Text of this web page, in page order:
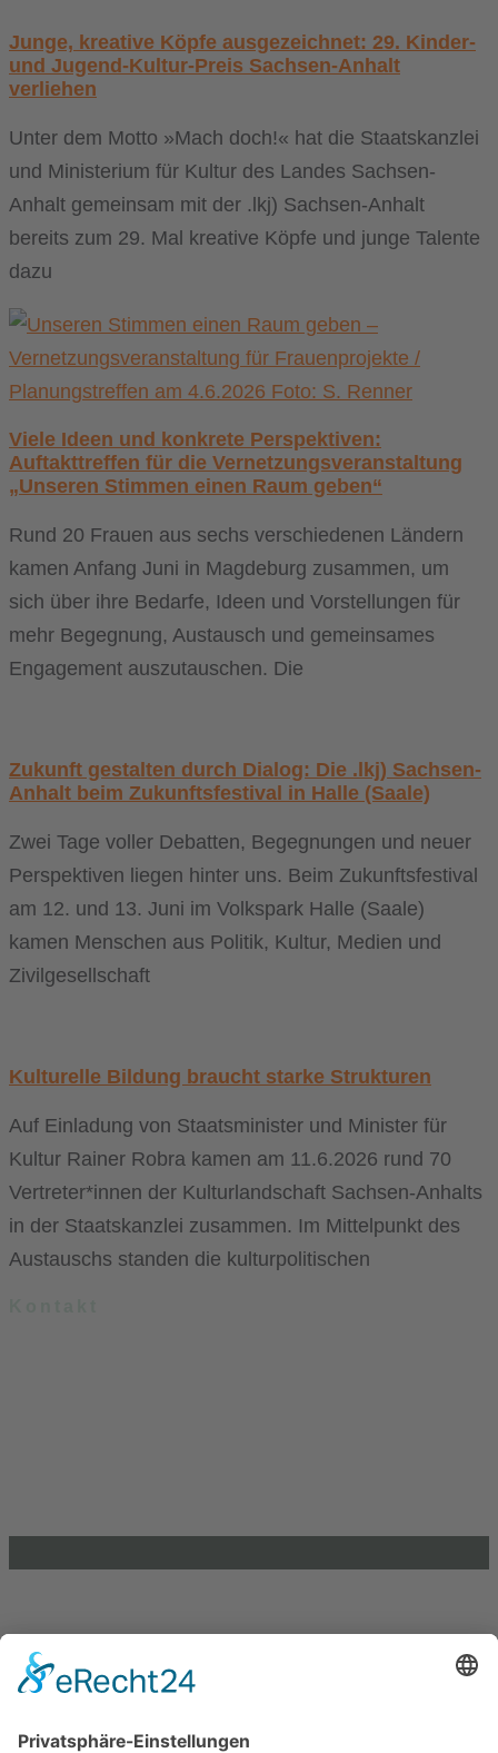
Junge, kreative Köpfe ausgezeichnet: 29. Kinder-
und Jugend-Kultur-Preis Sachsen-Anhalt
verliehen
Unter dem Motto »Mach doch!« hat die Staatskanzlei
und Ministerium für Kultur des Landes Sachsen-
Anhalt gemeinsam mit der .lkj) Sachsen-Anhalt
bereits zum 29. Mal kreative Köpfe und junge Talente
dazu
Viele Ideen und konkrete Perspektiven:
Auftakttreffen für die Vernetzungsveranstaltung
„Unseren Stimmen einen Raum geben“
Rund 20 Frauen aus sechs verschiedenen Ländern
kamen Anfang Juni in Magdeburg zusammen, um
sich über ihre Bedarfe, Ideen und Vorstellungen für
mehr Begegnung, Austausch und gemeinsames
Engagement auszutauschen. Die
Zukunft gestalten durch Dialog: Die .lkj) Sachsen-
Anhalt beim Zukunftsfestival in Halle (Saale)
Zwei Tage voller Debatten, Begegnungen und neuer
Perspektiven liegen hinter uns. Beim Zukunftsfestival
am 12. und 13. Juni im Volkspark Halle (Saale)
kamen Menschen aus Politik, Kultur, Medien und
Zivilgesellschaft
Kulturelle Bildung braucht starke Strukturen
Auf Einladung von Staatsminister und Minister für
Kultur Rainer Robra kamen am 11.6.2026 rund 70
Vertreter*innen der Kulturlandschaft Sachsen-Anhalts
in der Staatskanzlei zusammen. Im Mittelpunkt des
Austauschs standen die kulturpolitischen
Unterstütze die .lkj) Sachsen-Anhalt durch deine
Online-Einkäufe. Ganz ohne Mehrkosten.